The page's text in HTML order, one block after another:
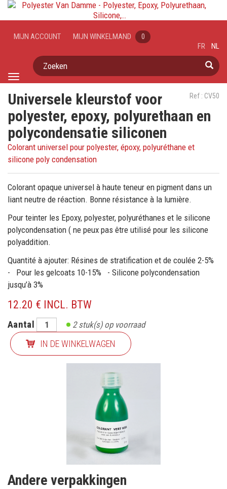
Toggle
MIJN ACCOUNT MIJN WINKELMAND 0
Zoeken
FR NL
Ref : CV50
Universele kleurstof voor
polyester, epoxy, polyurethaan en
polycondensatie siliconen
Colorant universel pour polyester, époxy, polyuréthane et
silicone poly condensation
Colorant opaque universel à haute teneur en pigment dans un
liant neutre de réaction. Bonne résistance à la lumière.
Pour teinter les Epoxy, polyester, polyuréthanes et le silicone
polycondensation ( ne peux pas être utilisé pour les silicone
polyaddition.
Quantité à ajouter: Résines de stratification et de coulée 2-5%
- Pour les gelcoats 10-15% - Silicone polycondensation
jusqu’à 3%
12.20 € INCL. BTW
Aantal 2stuk(s) op voorraad
IN DE WINKELWAGEN
Andere verpakkingen